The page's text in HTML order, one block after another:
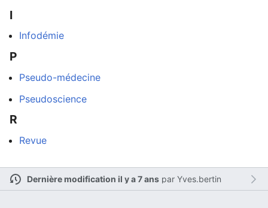
Lire
I
Infodémie
P
Pseudo-médecine
Pseudoscience
R
Revue
Dernière modification il y a 7 anspar Yves.bertin